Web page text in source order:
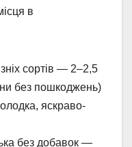
в
сортів — 2–2,5
без пошкоджень)
яскраво-
без добавок —